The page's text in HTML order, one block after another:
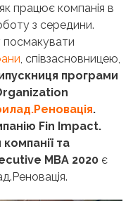
працює компанія в
з середини.
посмакувати
, співзасновницею,
програми
.
Fin Impact.
та
MBA 2020 є